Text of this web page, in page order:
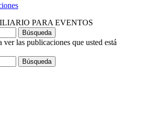
PARA EVENTOS
Búsqueda
ver las publicaciones que usted está
Búsqueda